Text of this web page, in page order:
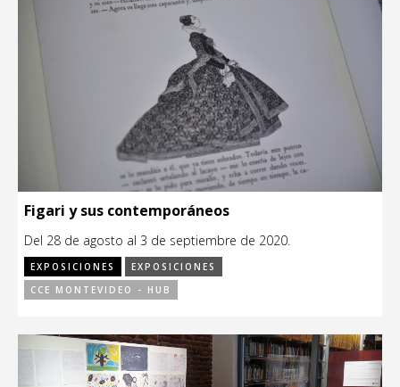
Figari y sus contemporáneos
Del 28 de agosto al 3 de septiembre de 2020.
EXPOSICIONES
EXPOSICIONES
CCE MONTEVIDEO - HUB